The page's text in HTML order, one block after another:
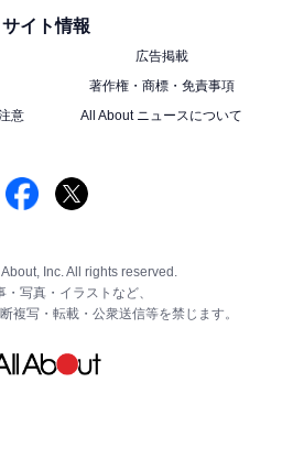
サイト情報
広告掲載
著作権・商標・免責事項
意
All About ニュースについて
Inc. All rights reserved.
・写真・イラストなど、
複写・転載・公衆送信等を禁じます。